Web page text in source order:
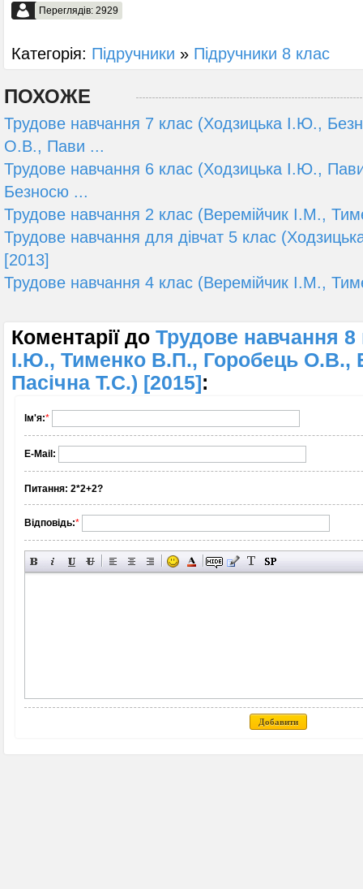
Переглядів: 2929
Категорія: Підручники » Підручники 8 клас
ПОХОЖЕ
Трудове навчання 7 клас (Ходзицька І.Ю.,
О.В., Пави ...
Трудове навчання 6 клас (Ходзицька І.Ю.,
Безносю ...
Трудове навчання 2 клас (Веремійчик І.М.,
Трудове навчання для дівчат 5 клас
[2013]
Трудове навчання 4 клас (Веремійчик І.М.,
Коментарії до Трудове навчання
І.Ю., Тименко В.П., Горобець О.В.,
Пасічна Т.С.) [2015] :
Ім'я:*
E-Mail:
Питання: 2*2+2?
Відповідь:*
Добавити